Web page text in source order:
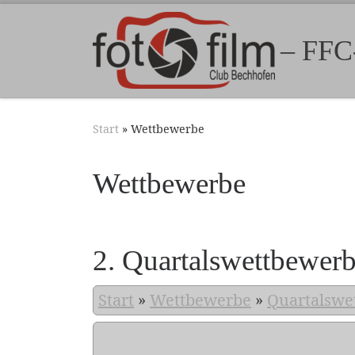
Zum Inhalt springen
–
Start » Wettbewerbe
Wettbewerbe
2.
Start » Wettbewerbe »